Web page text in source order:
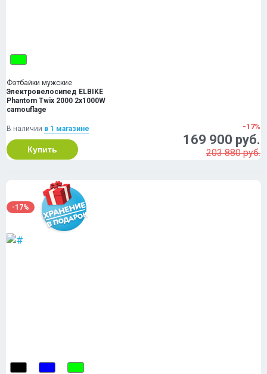
Фэтбайки мужские
Электровелосипед ELBIKE
Phantom Twix 2000 2x1000W
camouflage
В наличии в 1 магазинe
Купить
-17%
169 900 руб.
203 880 руб.
-17%